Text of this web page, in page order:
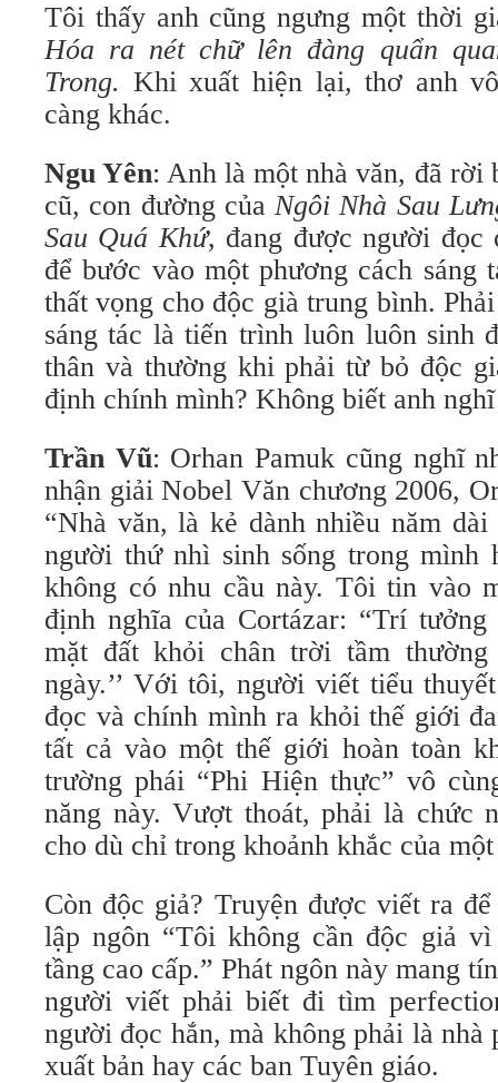
Tôi thấy anh cũng ngưng một thời
Hóa ra nét chữ lên đàng quẩn
Trong. Khi xuất hiện lại, thơ anh
càng khác.
Ngu Yên: Anh là một nhà văn, đã rời
cũ, con đường củaNgôi Nhà Sau
Sau Quá Khứ, đang được người đọc
để bước vào một phương cách sáng
thất vọng cho độc già trung bình.
sáng tác là tiến trình luôn luôn sinh
thân và thường khi phải từ bỏ độc
định chính mình? Không biết anh
Trần Vũ: Orhan Pamuk cũng nghĩ
nhận giải Nobel Văn chương 2006,
“Nhà văn, là kẻ dành nhiều năm
người thứ nhì sinh sống trong mình
không có nhu cầu này. Tôi tin vào
định nghĩa của Cortázar: “Trí
mặt đất khỏi chân trời tầm thường
ngày.’’ Với tôi, người viết tiểu
đọc và chính mình ra khỏi thế giới
tất cả vào một thế giới hoàn toàn
trường phái “Phi Hiện thực” vô
năng này. Vượt thoát, phải là chức
cho dù chỉ trong khoảnh khắc của
Còn độc giả? Truyện được viết ra
lập ngôn “Tôi không cần độc giả
tầng cao cấp.” Phát ngôn này mang
người viết phải biết đi tìm
người đọc hắn, mà không phải là nhà
xuất bản hay các ban Tuyên giáo.